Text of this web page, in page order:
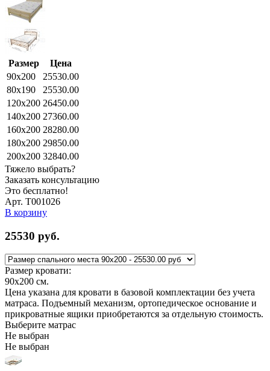
Размер
Цена
90x200
25530.00
80x190
25530.00
120x200 26450.00
140x200 27360.00
160x200 28280.00
180x200 29850.00
200x200 32840.00
Тяжело выбрать?
Заказать консультацию
Это бесплатно!
Арт. Т001026
В корзину
25530 руб.
Размер кровати:
90x200 см.
Цена указана для кровати в базовой комплектации без учета
матраса. Подъемный механизм, ортопедическое основание и
прикроватные ящики приобретаются за отдельную стоимость.
Выберите матрас
Не выбран
Не выбран